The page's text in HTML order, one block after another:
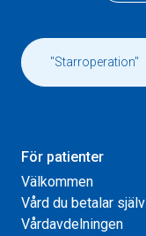
För patienter
Välkommen
Vård du betalar själv
Vårdavdelningen